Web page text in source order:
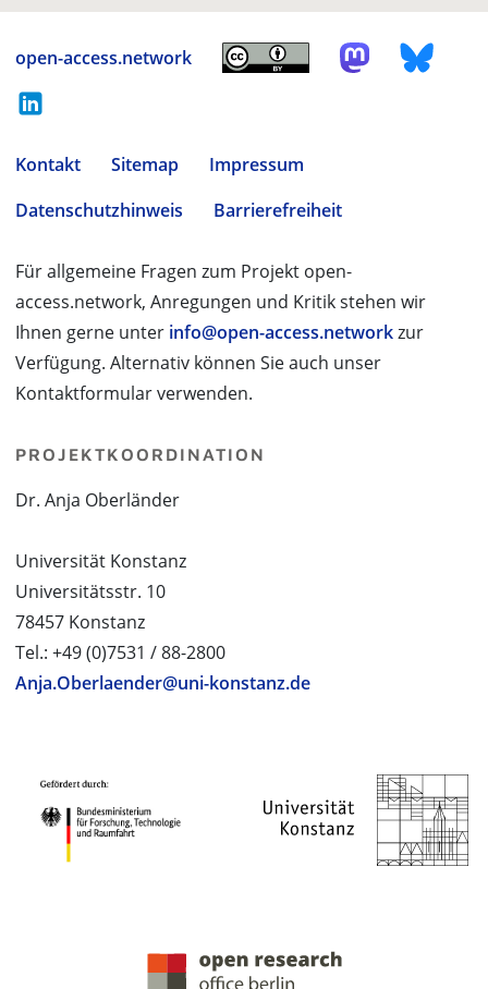
open-access.network
Kontakt Sitemap
Impressum
Datenschutzhinweis
Barrierefreiheit
Für allgemeine Fragen zum Projekt open-
access.network, Anregungen und Kritik stehen wir
Ihnen gerne unter info@open-access.networkzur
Verfügung. Alternativ können Sie auch unser
Kontaktformular verwenden.
PROJEKTKOORDINATION
Dr. Anja Oberländer
Universität Konstanz
Universitätsstr. 10
78457 Konstanz
Tel.: +49 (0)7531 / 88-2800
Anja.Oberlaender@uni-konstanz.de